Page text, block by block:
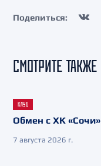
Поделиться:
СМОТРИТЕ ТАКЖЕ
КЛУБ
Обмен с ХК «Сочи»
7 августа 2026 г.